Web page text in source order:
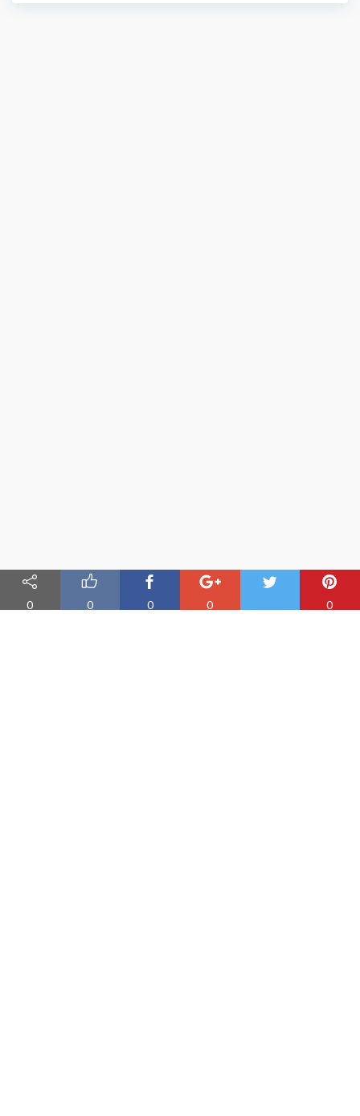
0 0 0 0 0